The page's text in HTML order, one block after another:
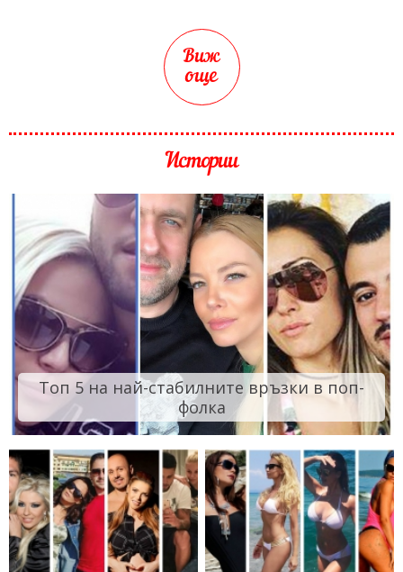
Виж
още
Истории
Топ 5 на най-стабилните връзки в поп-
фолка